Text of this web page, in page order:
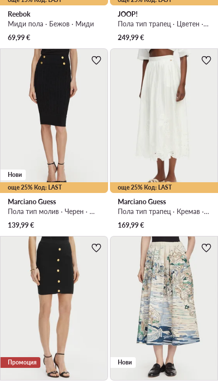
Reebok
Миди пола · Бежов · Миди
69,99€
JOOP!
Пола тип трапец · Цветен · Миди
249,99€
още 25% Код: LAST
Нови
Marciano Guess
Пола тип молив · Черен · Миди
139,99€
още 25% Код: LAST
Marciano Guess
Пола тип трапец · Кремав · Миди
169,99€
Промоция Нови